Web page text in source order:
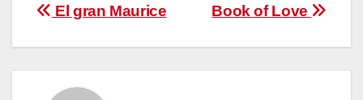
Navegación
de
entradas
Book of Love
El gran Maurice